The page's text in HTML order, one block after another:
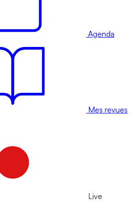
Agenda
Mes revues
Live